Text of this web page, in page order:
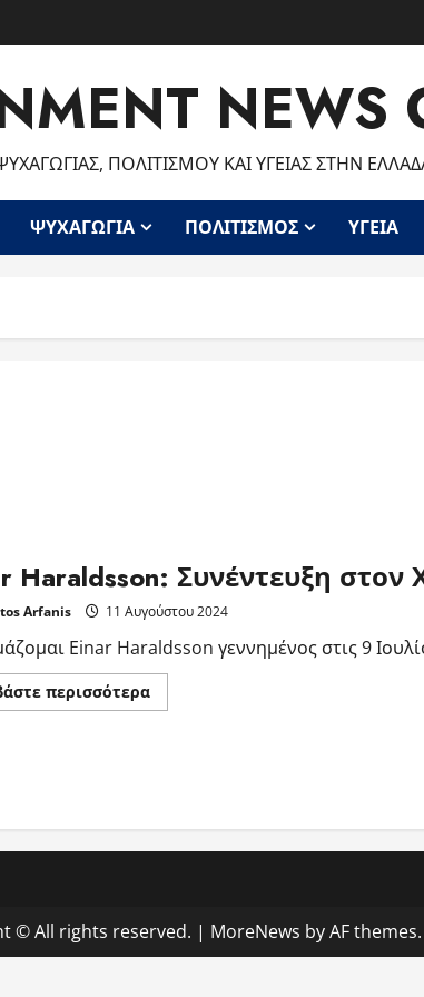
NEWS
ΠΟΛΙΤΙΣΜΟΎ ΚΑΙ ΥΓΕΊΑΣ ΣΤΗΝ
ΨΥΧΑΓΩΓΊΑ ΠΟΛΙΤΙΣΜΌΣ ΥΓΕΊΑ
Haraldsson: Συνέντευξη
Arfanis 11 Αυγούστου 2024
Einar Haraldsson γεννημένος στις 9
περισσότεραRead
more
© All rights reserved. | MoreNews by AF themes.